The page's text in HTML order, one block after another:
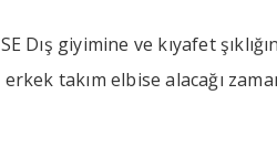
Dış giyimine ve kıyafet
takım elbise alacağı